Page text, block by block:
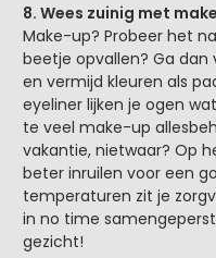
8. Wees zuinig met
Make-up? Probeer het
beetje opvallen? Ga
en vermijd kleuren als
eyeliner lijken je ogen
te veel make-up
vakantie, nietwaar? Op
beter inruilen voor een
temperaturen zit je
in no time
gezicht!